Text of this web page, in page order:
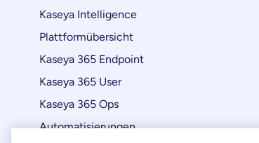
Kaseya Intelligence
Plattformübersicht
Kaseya 365 Endpoint
Kaseya 365 User
Kaseya 365 Ops
Automatisierungen